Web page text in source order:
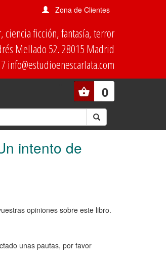
Zona de Clientes
ficción, fantasía, terror
Mellado 52. 28015 Madrid
info@estudioenescarlata.com
0
intento de
opiniones sobre este libro.
unas pautas, por favor